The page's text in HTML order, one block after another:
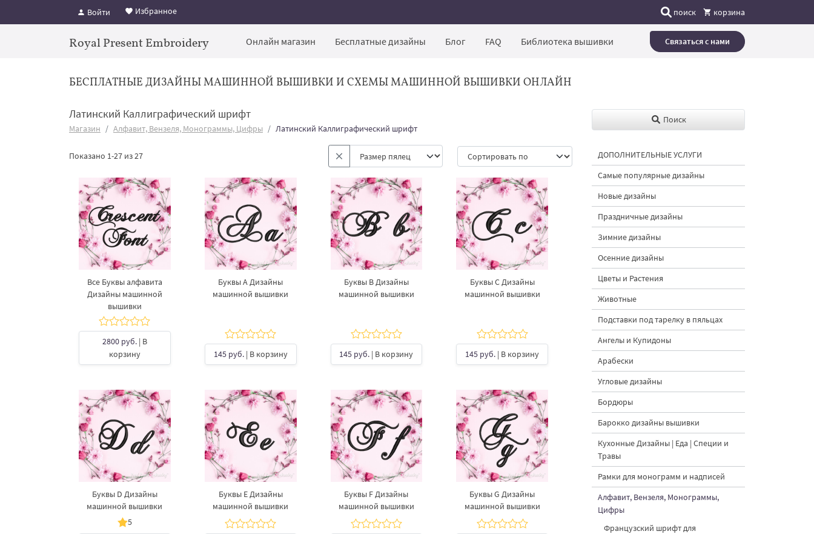
Войти Избранное поиск корзина
Royal Present Embroidery Онлайн магазин Бесплатные дизайны Блог FAQ Библиотека вышивки Связаться с нами
БЕСПЛАТНЫЕ ДИЗАЙНЫ МАШИННОЙ ВЫШИВКИ И СХЕМЫ МАШИННОЙ ВЫШИВКИ ОНЛАЙН
Латинский Каллиграфический шрифт
Магазин Алфавит, Вензеля, Монограммы, Цифры Латинский Каллиграфический шрифт
Показано 1-27 из 27
Все Буквы алфавита
Дизайны машинной
вышивки
2800 руб.| В
корзину
Буквы A Дизайны
машинной вышивки
145 руб.| В корзину
Буквы B Дизайны
машинной вышивки
145 руб. | В корзину
Буквы C Дизайны
машинной вышивки
145 руб. | В корзину
Буквы D Дизайны
машинной вышивки
5
Буквы E Дизайны
машинной вышивки
Буквы F Дизайны
машинной вышивки
Буквы G Дизайны
машинной вышивки
Поиск
ДОПОЛНИТЕЛЬНЫЕ УСЛУГИ
Самые популярные дизайны
Новые дизайны
Праздничные дизайны
Зимние дизайны
Осенние дизайны
Цветы и Растения
Животные
Подставки под тарелку в пяльцах
Ангелы и Купидоны
Арабески
Угловые дизайны
Бордюры
Барокко дизайны вышивки
Кухонные Дизайны | Еда | Специи и
Травы
Рамки для монограмм и надписей
Алфавит, Вензеля, Монограммы,
Цифры
Французский шрифт для